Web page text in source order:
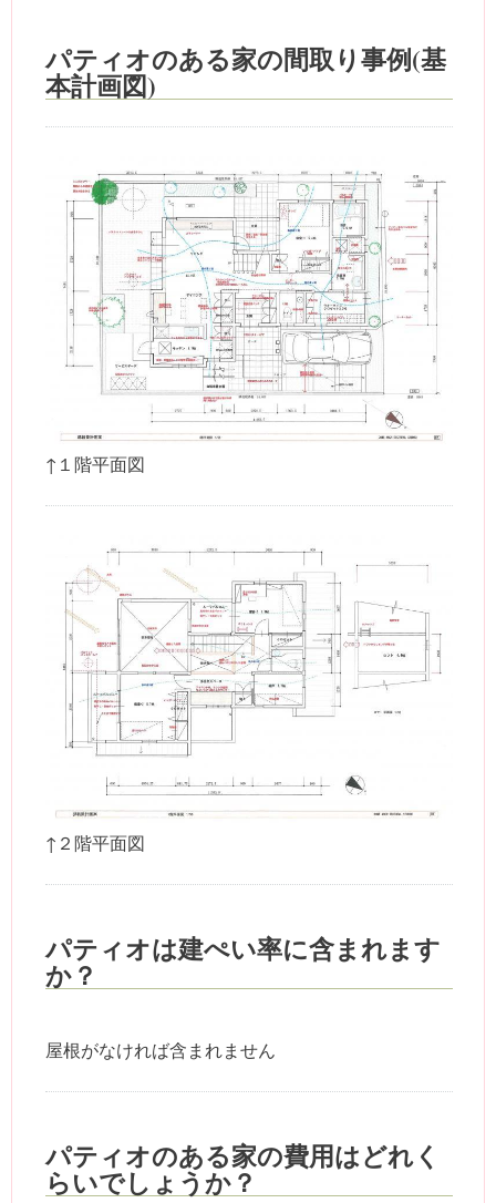
パティオのある家の間取り事例(基
本計画図)
↑１階平面図
↑２階平面図
パティオは建ぺい率に含まれます
か？
屋根がなければ含まれません
パティオのある家の費用はどれく
らいでしょうか？